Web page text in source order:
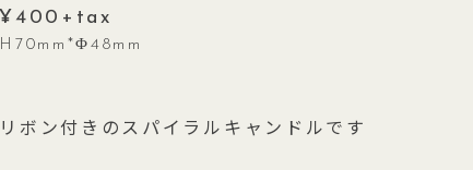
400
H70mm*Φ48mm
リボン付きのスパイラルキャンドルです